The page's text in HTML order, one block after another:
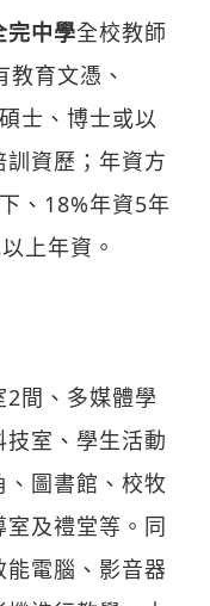
完中學全校教師
育文憑、
士、博士或以
訓資歷；年資方
、18%年資5年
上年資。
間、多媒體學
室、學生活動
圖書館、校牧
及禮堂等。同
電腦、影音器